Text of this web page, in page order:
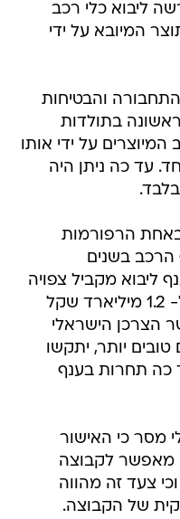
ליבוא כלי רכב
תוצר המיובא על ידי
והבטיחות
בתולדות
על ידי אותו
עד כה ניתן היה
באחת הרפורמות
הרכב בשנים
ליבוא מקביל צפויה
לחסוך לציבור בין 500 מיליון ל- 1.2 מיליארד שקל
הצרכן הישראלי
יותר, יתקשו
כה תחרות בענף
מסר כי האישור
מאפשר לקבוצה
צעד זה מהווה
של הקבוצה.